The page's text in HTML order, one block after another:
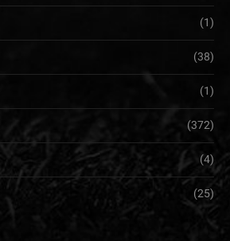
(1)
(38)
(1)
(372)
(4)
(25)